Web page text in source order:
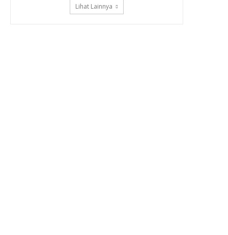
Lihat Lainnya